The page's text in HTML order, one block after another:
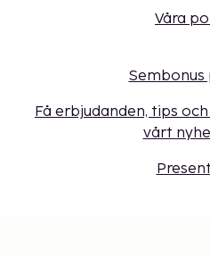
Våra
Sembonus
Få erbjudanden, tips
vårt